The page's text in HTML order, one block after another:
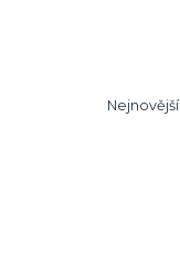
Nejnovější